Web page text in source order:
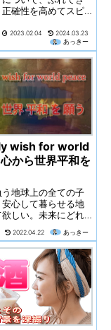
正確性を高めてスピ
ことができるでしょ
さらに楽しくなるよ
質を高めていきた
2023.02.04
2024.03.23
あっきー
wish for world
から世界平和を
地球上の全ての子
心して暮らせる地
しい。未来にどれ
えのない、僕たち、
、胸を張って託せ
球にしていかなけれ
私欲に溺れ、既得権
り浸かった悪党は、
が下りこの世から消
う。
2022.04.22 あっきー